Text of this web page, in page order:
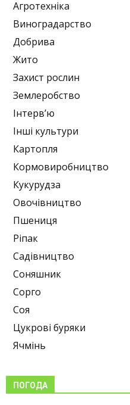
Агротехніка
Виноградарство
Добрива
Жито
Захист рослин
Землеробство
Інтерв’ю
Інші культури
Картопля
Кормовиробництво
Кукурудза
Овочівництво
Пшениця
Ріпак
Садівництво
Соняшник
Сорго
Соя
Цукрові буряки
Ячмінь
ПОГОДА